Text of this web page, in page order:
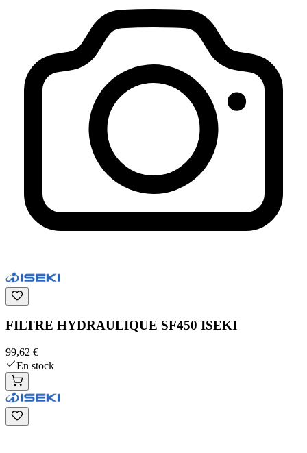
FILTRE HYDRAULIQUE SF450 ISEKI
99,62 €
En stock